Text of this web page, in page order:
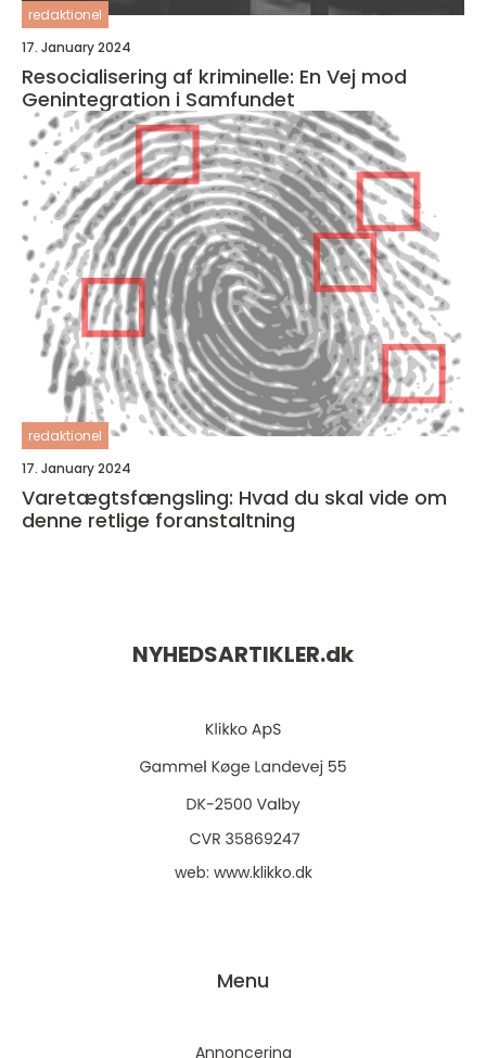
redaktionel
17. January 2024
Resocialisering af kriminelle: En Vej mod
Genintegration i Samfundet
redaktionel
17. January 2024
Varetægtsfængsling: Hvad du skal vide om
denne retlige foranstaltning
NYHEDSARTIKLER.dk
web: www.klikko.dk
Menu
Annoncering